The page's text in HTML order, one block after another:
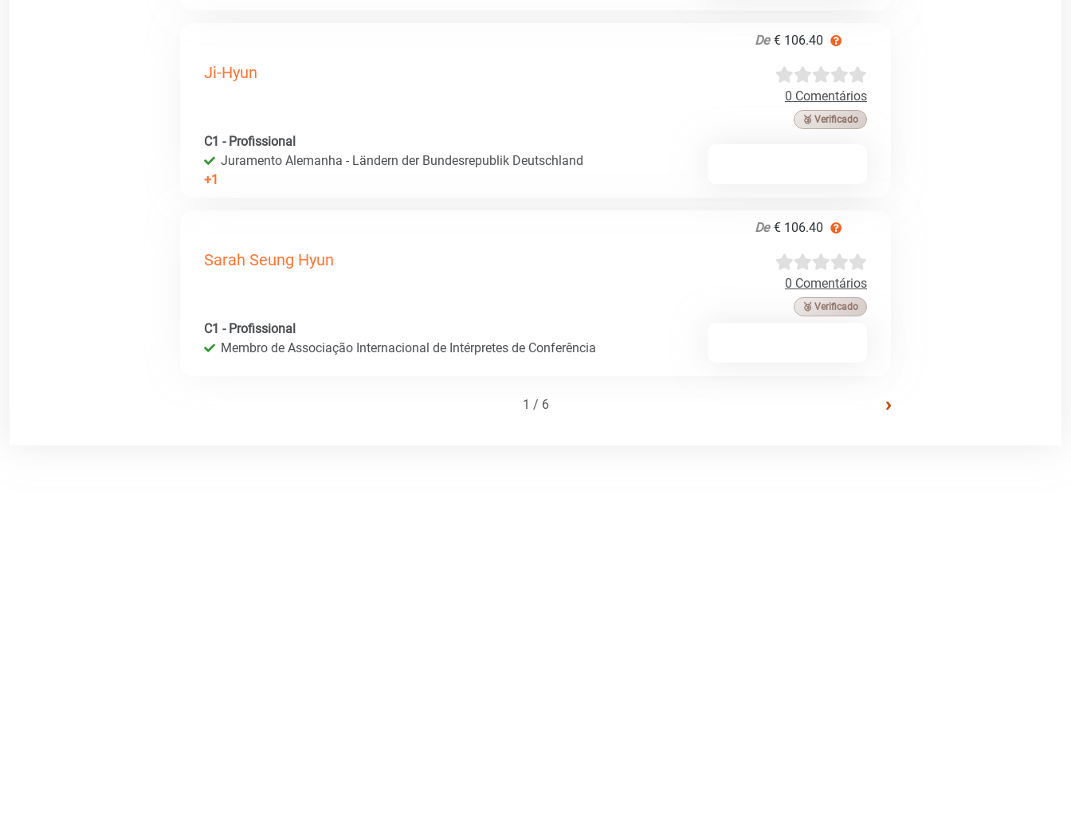
De € 106.40
Ji-Hyun
0 Comentários
🥉 Verificado
C1 - Profissional
Juramento Alemanha - Ländern der Bundesrepublik Deutschland
+1
De € 106.40
Sarah Seung Hyun
0 Comentários
🥉 Verificado
C1 - Profissional
Membro de Associação Internacional de Intérpretes de Conferência
1 / 6 ›